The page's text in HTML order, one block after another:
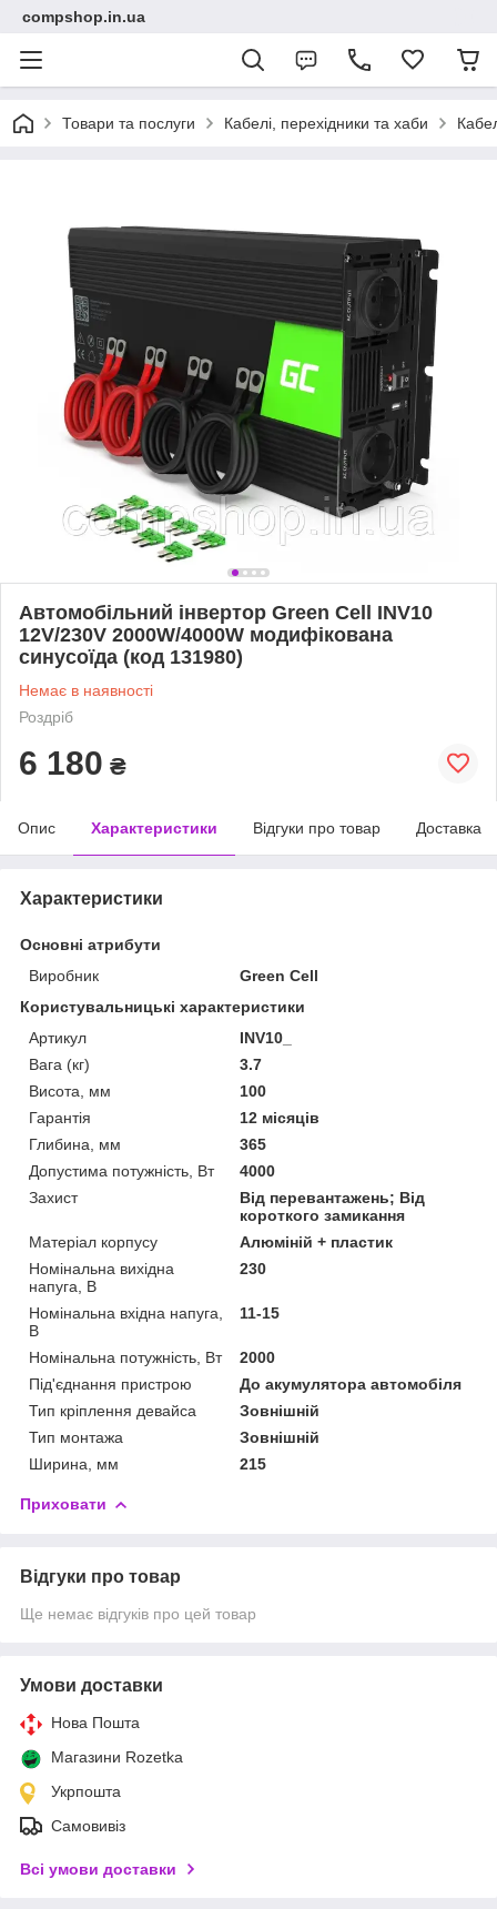
compshop.in.ua
Товари та послуги Кабелі, перехідники та хаби
Автомобільний інвертор Green Cell INV10
12V/230V 2000W/4000W модифікована
синусоїда (код 131980)
Немає в наявності
Роздріб
6 180 ₴
Опис Характеристики Відгуки про товар Доставка
Характеристики
Основні атрибути
Виробник
Green Cell
Користувальницькі характеристики
Артикул
INV10_
Вага (кг)
3.7
Висота, мм
100
Гарантія
12 місяців
Глибина, мм
365
Допустима потужність, Вт
4000
Захист
Від перевантажень; Від
короткого замикання
Матеріал корпусу
Алюміній + пластик
Номінальна вихідна
напуга, В
230
Номінальна вхідна напуга,
В
11-15
Номінальна потужність, Вт
2000
Під'єднання пристрою
До акумулятора автомобіля
Тип кріплення девайса
Зовнішній
Тип монтажа
Зовнішній
Ширина, мм
215
Приховати
Відгуки про товар
Ще немає відгуків про цей товар
Умови доставки
Нова Пошта
Магазини Rozetka
Укрпошта
Самовивіз
Всі умови доставки